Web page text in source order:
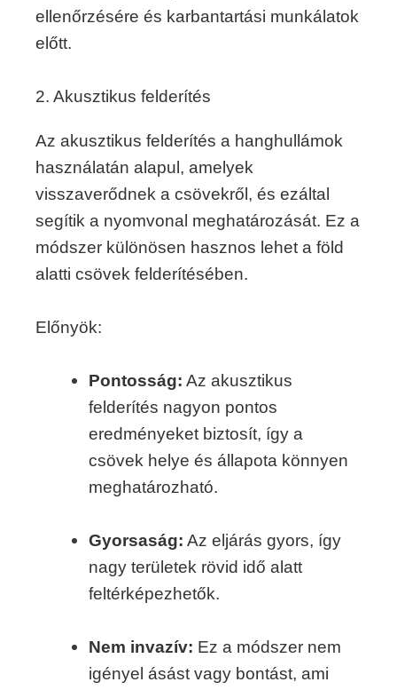
ellenőrzésére és karbantartási munkálatok
előtt.
2. Akusztikus felderítés
Az akusztikus felderítés a hanghullámok
használatán alapul, amelyek
visszaverődnek a csövekről, és ezáltal
segítik a nyomvonal meghatározását. Ez a
módszer különösen hasznos lehet a föld
alatti csövek felderítésében.
Előnyök:
Pontosság: Az akusztikus
felderítés nagyon pontos
eredményeket biztosít, így a
csövek helye és állapota könnyen
meghatározható.
Gyorsaság: Az eljárás gyors, így
nagy területek rövid idő alatt
feltérképezhetők.
Nem invazív: Ez a módszer nem
igényel ásást vagy bontást, ami